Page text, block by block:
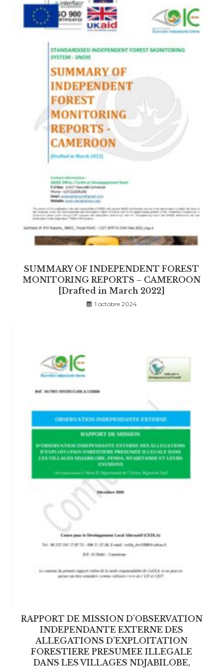
SUMMARY OF INDEPENDENT FOREST
MONITORING REPORTS – CAMEROON
[Drafted in March 2022]
1 octobre 2024
RAPPORT DE MISSION D’OBSERVATION
INDEPENDANTE EXTERNE DES
ALLEGATIONS D’EXPLOITATION
FORESTIERE PRESUMEE ILLEGALE
DANS LES VILLAGES NDJABILOBE,